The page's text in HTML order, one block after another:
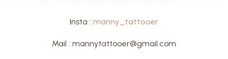
Insta : manny_tattooer
Mail : mannytattooer@gmail.com